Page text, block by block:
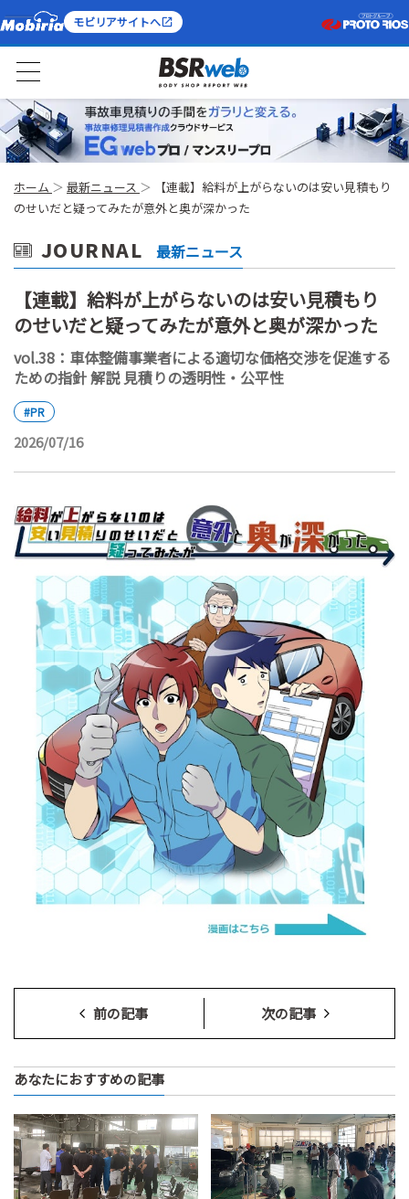
モビリアサイトへ
ホーム 最新ニュース
【連載】給料が上がらないのは安い見積もり
のせいだと疑ってみたが意外と奥が深かった
JOURNAL 最新ニュース
【連載】給料が上がらないのは安い見積もり
のせいだと疑ってみたが意外と奥が深かった
vol.38：車体整備事業者による適切な価格交渉を促進する
ための指針 解説 見積りの透明性・公平性
#PR
2026/07/16
前の記事 次の記事
あなたにおすすめの記事